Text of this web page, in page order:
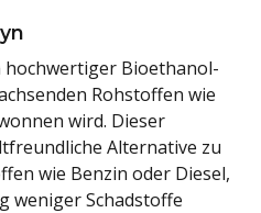
Bioethanol-
Rohstoffen wie
wird. Dieser
Alternative zu
wie Benzin oder Diesel,
weniger Schadstoffe